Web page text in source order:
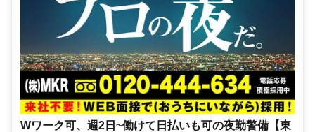
Wワーク可、週2日~働けて日払いも可の夜勤警備【東